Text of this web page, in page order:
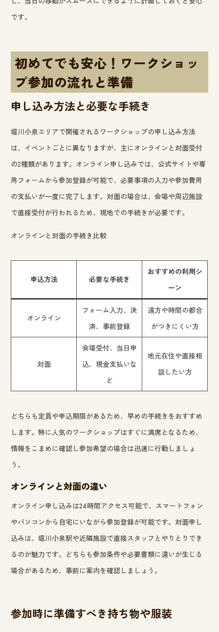
です。
初めてでも安心！ワークショッ
プ参加の流れと準備
申し込み方法と必要な手続き
堀川小泉エリアで開催されるワークショップの申し込み方法
は、イベントごとに異なりますが、主にオンラインと対面受付
の2種類があります。オンライン申し込みでは、公式サイトや専
用フォームから参加登録が可能で、必要事項の入力や参加費用
の支払いが一度に完了します。対面の場合は、会場や周辺施設
で直接受付が行われるため、現地での手続きが必要です。
オンラインと対面の手続き比較
申込方法 必要な手続き
おすすめの利用シ
ーン
オンライン
フォーム入力、決
済、事前登録
遠方や時間の都合
がつきにくい方
対面
会場受付、当日申
込、現金支払いな
ど
地元在住や直接相
談したい方
どちらも定員や申込期限があるため、早めの手続きをおすすめ
します。特に人気のワークショップはすぐに満席となるため、
情報をこまめに確認し参加希望の場合は迅速に行動しましょ
う。
オンラインと対面の違い
オンライン申し込みは24時間アクセス可能で、スマートフォン
やパソコンから自宅にいながら参加登録が可能です。対面申し
込みは、堀川小泉駅や近隣施設で直接スタッフとやりとりでき
るのが魅力です。どちらも参加条件や必要書類に違いが生じる
場合があるため、事前に案内を確認しましょう。
参加時に準備すべき持ち物や服装